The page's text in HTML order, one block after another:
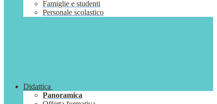
Famiglie e studenti
Personale scolastico
Didattica
Panoramica